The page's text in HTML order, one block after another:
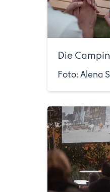
Die
Foto: Alena